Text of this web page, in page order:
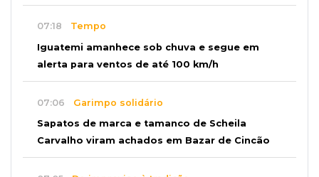
07:18 Tempo
Iguatemi amanhece sob chuva e segue em
alerta para ventos de até 100 km/h
07:06 Garimpo solidário
Sapatos de marca e tamanco de Scheila
Carvalho viram achados em Bazar de Cincão